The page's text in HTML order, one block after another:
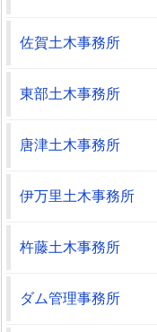
佐賀土木事務所
東部土木事務所
唐津土木事務所
伊万里土木事務所
杵藤土木事務所
ダム管理事務所